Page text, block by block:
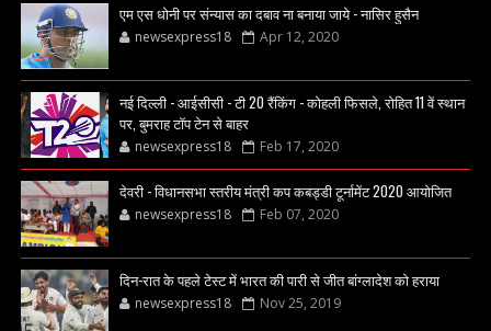
एम एस धोनी पर संन्यास का दबाव ना बनाया जाये - नासिर हुसैन
newsexpress18 Apr 12, 2020
नई दिल्ली - आईसीसी - टी 20 रैंकिंग - कोहली फिसले, रोहित 11 वें स्थान
पर, बुमराह टॉप टेन से बाहर
newsexpress18 Feb 17, 2020
देवरी - विधानसभा स्तरीय मंत्री कप कबड्डी टूर्नामेंट 2020 आयोजित
newsexpress18 Feb 07, 2020
दिन-रात के पहले टेस्ट में भारत की पारी से जीत बांग्लादेश को हराया
newsexpress18 Nov 25, 2019